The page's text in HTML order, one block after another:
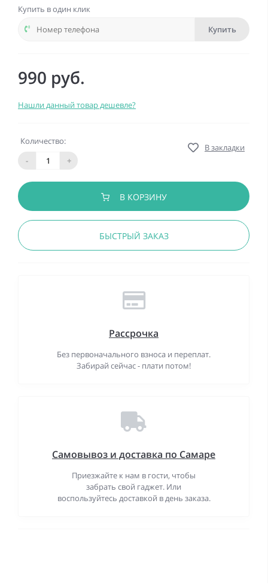
Купить в один клик
Купить
990 руб.
Нашли данный товар дешевле?
Количество:
-
+
В закладки
В КОРЗИНУ
БЫСТРЫЙ ЗАКАЗ
Рассрочка
Без первоначального взноса и переплат.
Забирай сейчас - плати потом!
Самовывоз и доставка по Самаре
Приезжайте к нам в гости, чтобы
забрать свой гаджет. Или
воспользуйтесь доставкой в день заказа.